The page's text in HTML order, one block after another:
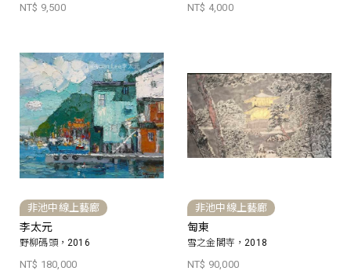
NT$ 9,500 NT$ 4,000
非池中線上藝廊
李太元
野柳碼頭，2016
NT$ 180,000
非池中線上藝廊
匋東
雪之金閣寺，2018
NT$ 90,000